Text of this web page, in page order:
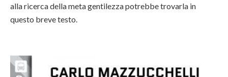
alla ricerca della meta gentilezza potrebbe trovarla in
questo breve testo.